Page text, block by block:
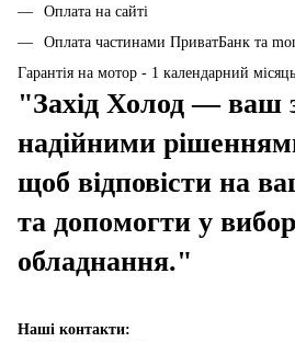
Оплата на сайті
Оплата частинами ПриватБанк та
Гарантія на мотор - 1 календарний
"Захід Холод — ваш
надійними
щоб відповісти на
та допомогти у
обладнання."
Наші контакти: